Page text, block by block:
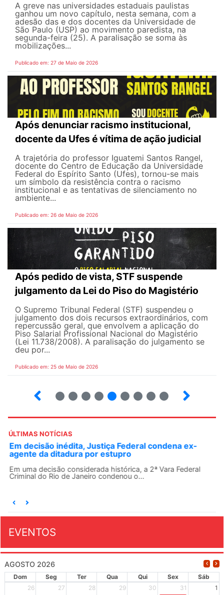
A greve nas universidades estaduais paulistas
ganhou um novo capítulo, nesta semana, com a
adesão das e dos docentes da Universidade de
São Paulo (USP) ao movimento paredista, na
segunda-feira (25). A paralisação se soma às
mobilizações...
Publicado em: 27 de Maio de 2026
Após denunciar racismo institucional,
docente da Ufes é vítima de ação judicial
A trajetória do professor Iguatemi Santos Rangel,
docente do Centro de Educação da Universidade
Federal do Espírito Santo (Ufes), tornou-se mais
um símbolo da resistência contra o racismo
institucional e as tentativas de silenciamento no
ambiente...
Publicado em: 26 de Maio de 2026
Após pedido de vista, STF suspende
julgamento da Lei do Piso do Magistério
O Supremo Tribunal Federal (STF) suspendeu o
julgamento dos dois recursos extraordinários, com
repercussão geral, que envolvem a aplicação do
Piso Salarial Profissional Nacional do Magistério
(Lei 11.738/2008). A paralisação do julgamento se
deu por...
Publicado em: 25 de Maio de 2026
ÚLTIMAS NOTÍCIAS
Em decisão inédita, Justiça Federal condena ex-
agente da ditadura por estupro
Em uma decisão considerada histórica, a 2ª Vara Federal
Criminal do Rio de Janeiro condenou o...
AGOSTO 2026
Dom Seg
Sáb
26
27 28 29 30 31 1
XIV Congresso Brasileiro